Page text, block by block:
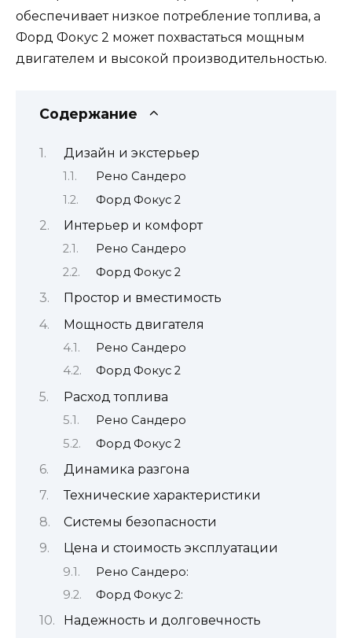
обеспечивает низкое потребление топлива, а
Форд Фокус 2 может похвастаться мощным
двигателем и высокой производительностью.
Содержание
Дизайн и экстерьер
Рено Сандеро
Форд Фокус 2
Интерьер и комфорт
Рено Сандеро
Форд Фокус 2
Простор и вместимость
Мощность двигателя
Рено Сандеро
Форд Фокус 2
Расход топлива
Рено Сандеро
Форд Фокус 2
Динамика разгона
Технические характеристики
Системы безопасности
Цена и стоимость эксплуатации
Рено Сандеро:
Форд Фокус 2:
Надежность и долговечность